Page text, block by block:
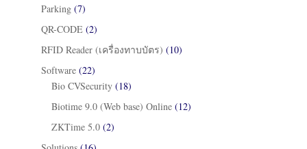
Parking (7)
QR-CODE (2)
RFID Reader (เครื่องทาบบัตร) (10)
Software (22)
Bio CVSecurity (18)
Biotime 9.0 (Web base) Online (12)
ZKTime 5.0 (2)